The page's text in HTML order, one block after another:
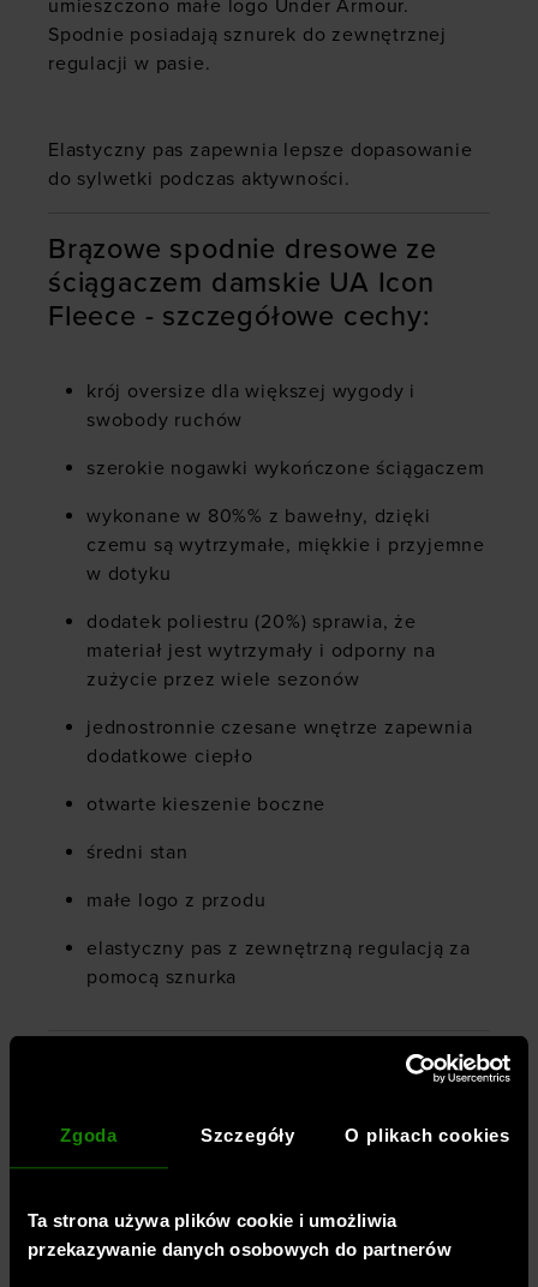
Zgoda Szczegóły O plikach cookies
Ta strona używa plików cookie i umożliwia
przekazywanie danych osobowych do partnerów
umieszczono małe logo Under Armour.
Spodnie posiadają sznurek do zewnętrznej
regulacji w pasie.
Elastyczny pas zapewnia lepsze dopasowanie
do sylwetki podczas aktywności.
Brązowe spodnie dresowe ze
ściągaczem damskie UA Icon
Fleece - szczegółowe cechy:
krój oversize dla większej wygody i
swobody ruchów
szerokie nogawki wykończone ściągaczem
wykonane w 80%% z bawełny, dzięki
czemu są wytrzymałe, miękkie i przyjemne
w dotyku
dodatek poliestru (20%) sprawia, że
materiał jest wytrzymały i odporny na
zużycie przez wiele sezonów
jednostronnie czesane wnętrze zapewnia
dodatkowe ciepło
otwarte kieszenie boczne
średni stan
małe logo z przodu
elastyczny pas z zewnętrzną regulacją za
pomocą sznurka
Marka: Under Armour
Długość: długa